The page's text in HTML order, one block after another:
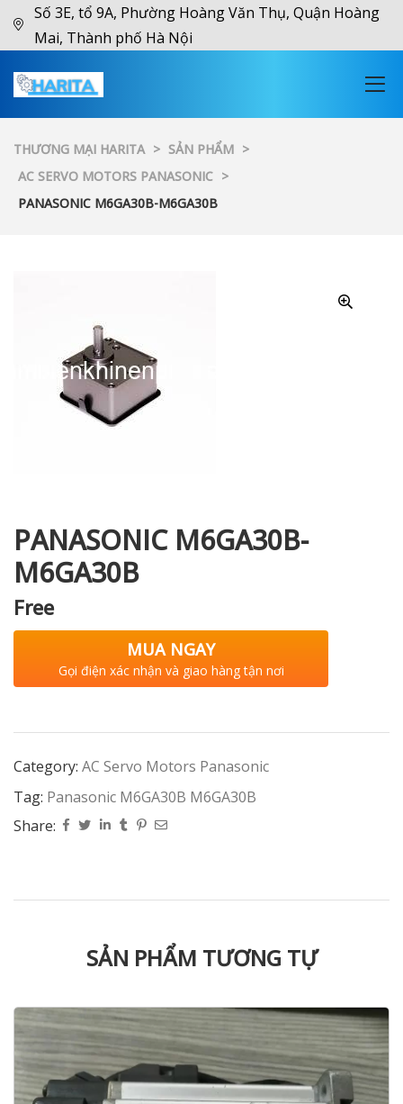
Số 3E, tổ 9A, Phường Hoàng Văn Thụ, Quận Hoàng
Mai, Thành phố Hà Nội
THƯƠNG MẠI HARITA > SẢN PHẨM >
AC SERVO MOTORS PANASONIC >
PANASONIC M6GA30B-M6GA30B
PANASONIC M6GA30B-
M6GA30B
Free
MUA NGAY
Gọi điện xác nhận và giao hàng tận nơi
Category: AC Servo Motors Panasonic
Tag: Panasonic M6GA30B M6GA30B
Share:
SẢN PHẨM TƯƠNG TỰ